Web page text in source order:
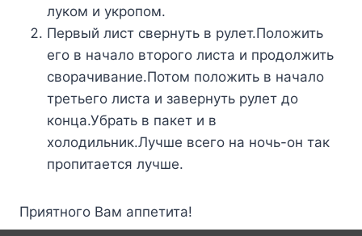
луком и укропом.
Первый лист свернуть в рулет.Положить
его в начало второго листа и продолжить
сворачивание.Потом положить в начало
третьего листа и завернуть рулет до
конца.Убрать в пакет и в
холодильник.Лучше всего на ночь-он так
пропитается лучше.
Приятного Вам аппетита!